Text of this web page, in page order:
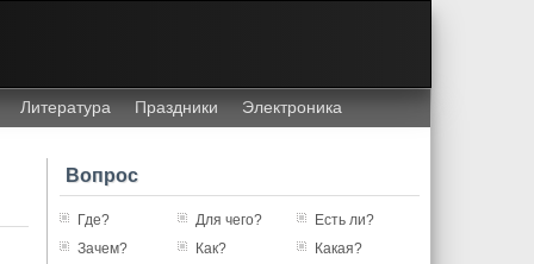
Литература Праздники Электроника
Вопрос
Где? Для чего?
Есть ли?
Зачем?
Как?
Какая?